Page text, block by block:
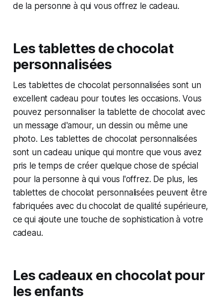
de la personne à qui vous offrez le cadeau.
Les tablettes de chocolat
personnalisées
Les tablettes de chocolat personnalisées sont un
excellent cadeau pour toutes les occasions. Vous
pouvez personnaliser la tablette de chocolat avec
un message d'amour, un dessin ou même une
photo. Les tablettes de chocolat personnalisées
sont un cadeau unique qui montre que vous avez
pris le temps de créer quelque chose de spécial
pour la personne à qui vous l'offrez. De plus, les
tablettes de chocolat personnalisées peuvent être
fabriquées avec du chocolat de qualité supérieure,
ce qui ajoute une touche de sophistication à votre
cadeau.
Les cadeaux en chocolat pour
les enfants